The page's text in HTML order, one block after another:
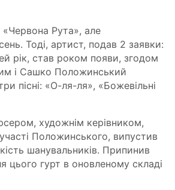
«Червона Рута», але
Тоді, артист, подав 2 заявки:
рік, став роком появи, згодом
і Сашко Положинський
пісні: «О-ля-ля», «Божевільні
художнім керівником,
Положинського, випустив
шанувальників. Припинив
цього гурт в оновленому складі